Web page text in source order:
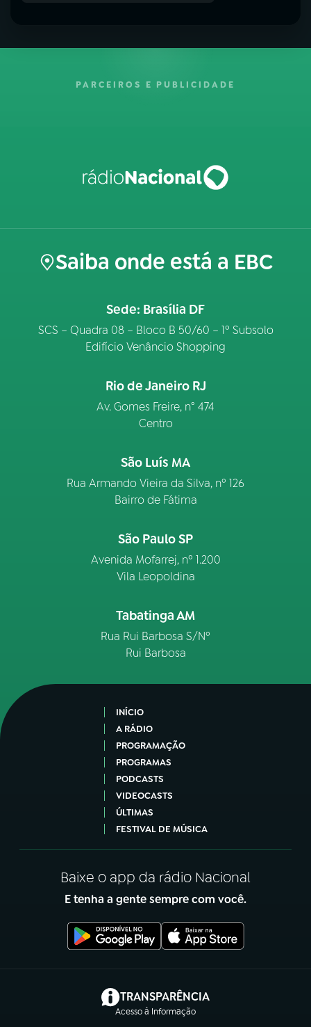
PARCEIROS E PUBLICIDADE
Saiba onde está a EBC
Sede: Brasília DF
SCS – Quadra 08 – Bloco B 50/60 – 1º Subsolo
Edifício Venâncio Shopping
Rio de Janeiro RJ
Av. Gomes Freire, n° 474
Centro
São Luís MA
Rua Armando Vieira da Silva, nº 126
Bairro de Fátima
São Paulo SP
Avenida Mofarrej, nº 1.200
Vila Leopoldina
Tabatinga AM
Rua Rui Barbosa S/Nº
Rui Barbosa
INÍCIO
A RÁDIO
PROGRAMAÇÃO
PROGRAMAS
PODCASTS
VIDEOCASTS
ÚLTIMAS
FESTIVAL DE MÚSICA
Baixe o app da rádio Nacional
E tenha a gente sempre com você.
TRANSPARÊNCIA
Acesso à Informação
(abre em nova aba)